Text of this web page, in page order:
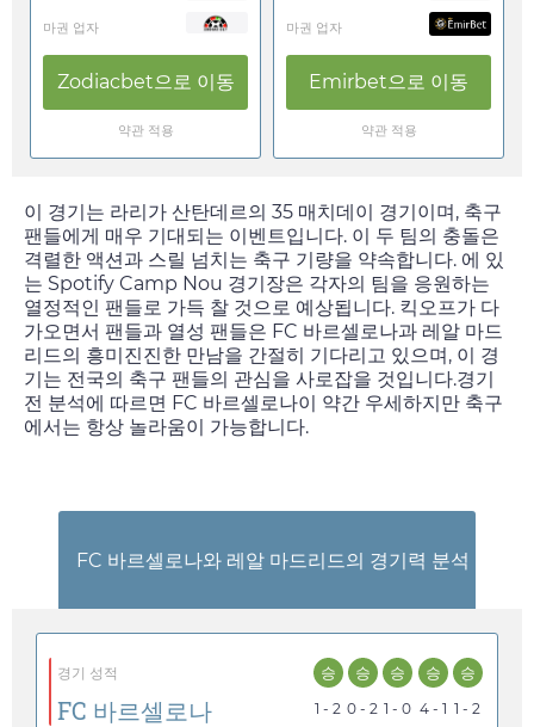
마권 업자
Zodiacbet으로 이동
약관 적용
마권 업자
Emirbet으로 이동
약관 적용
이 경기는 라리가 산탄데르의 35 매치데이 경기이며, 축구
팬들에게 매우 기대되는 이벤트입니다. 이 두 팀의 충돌은
격렬한 액션과 스릴 넘치는 축구 기량을 약속합니다. 에 있
는 Spotify Camp Nou 경기장은 각자의 팀을 응원하는
열정적인 팬들로 가득 찰 것으로 예상됩니다. 킥오프가 다
가오면서 팬들과 열성 팬들은 FC 바르셀로나과 레알 마드
리드의 흥미진진한 만남을 간절히 기다리고 있으며, 이 경
기는 전국의 축구 팬들의 관심을 사로잡을 것입니다.경기
전 분석에 따르면 FC 바르셀로나이 약간 우세하지만 축구
에서는 항상 놀라움이 가능합니다.
FC 바르셀로나와 레알 마드리드의 경기력 분석
경기 성적
FC 바르셀로나
승
1 - 2
승
0 - 2
승
1 - 0
승
4 - 1
승
1 - 2